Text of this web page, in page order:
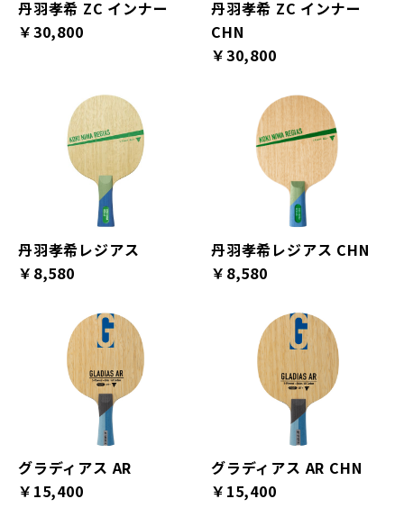
丹羽孝希 ZC インナー
￥30,800
丹羽孝希 ZC インナー
CHN
￥30,800
丹羽孝希レジアス
￥8,580
丹羽孝希レジアス CHN
￥8,580
グラディアス AR
￥15,400
グラディアス AR CHN
￥15,400